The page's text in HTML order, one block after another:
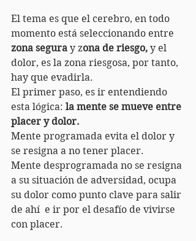
El tema es que el cerebro, en todo
momento está seleccionando entre
zona segura y zona de riesgo, y el
dolor, es la zona riesgosa, por tanto,
hay que evadirla.
El primer paso, es ir entendiendo
esta lógica: la mente se mueve entre
placer y dolor.
Mente programada evita el dolor y
se resigna a no tener placer.
Mente desprogramada no se resigna
a su situación de adversidad, ocupa
su dolor como punto clave para salir
de ahí  e ir por el desafío de vivirse
con placer.